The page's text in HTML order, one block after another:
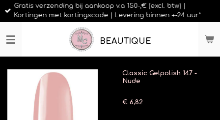
Ga
direct
de
BEAUTIQUE
Gratis verzending bij aankoop v.a 150-,€ (excl. btw) |
Kortingen met kortingscode | Levering binnen +-24 uur*
Classic Gelpolish 147 -
Nude
€ 6,82